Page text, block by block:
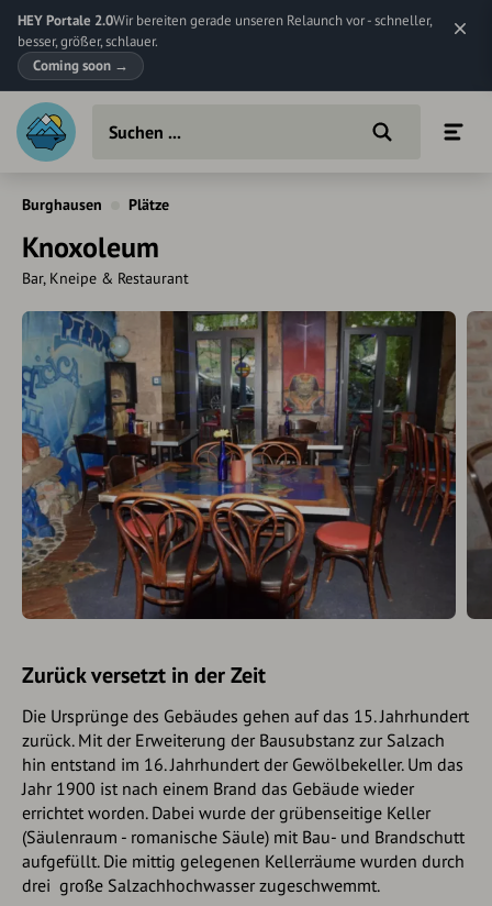
HEY Portale 2.0Wir bereiten gerade unseren Relaunch vor - schneller,
besser, größer, schlauer.
Coming soon →
Burghausen Plätze
Knoxoleum
Bar, Kneipe & Restaurant
Zurück versetzt in der Zeit
Die Ursprünge des Gebäudes gehen auf das 15. Jahrhundert
zurück. Mit der Erweiterung der Bausubstanz zur Salzach
hin entstand im 16. Jahrhundert der Gewölbekeller. Um das
Jahr 1900 ist nach einem Brand das Gebäude wieder
errichtet worden. Dabei wurde der grübenseitige Keller
(Säulenraum - romanische Säule) mit Bau- und Brandschutt
aufgefüllt. Die mittig gelegenen Kellerräume wurden durch
drei große Salz­achhochwasser zugeschwemmt.